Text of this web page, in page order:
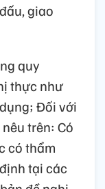
giao
quy
thực như
Đối với
trên: Có
có thẩm
tại các